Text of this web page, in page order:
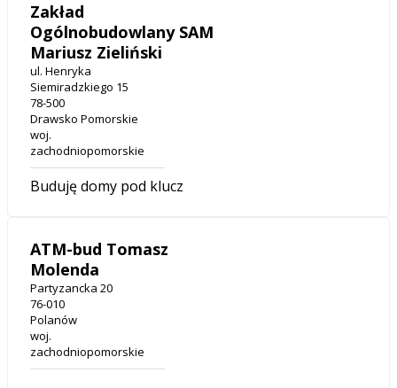
Zakład
Ogólnobudowlany SAM
Mariusz Zieliński
ul. Henryka
Siemiradzkiego 15
78-500
Drawsko Pomorskie
woj.
zachodniopomorskie
Buduję domy pod klucz
ATM-bud Tomasz
Molenda
Partyzancka 20
76-010
Polanów
woj.
zachodniopomorskie